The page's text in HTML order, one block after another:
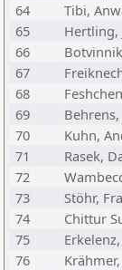
64
Tibi,
65
Hertling,
66
67
68
69
70
Kuhn,
71
Rasek,
72
73
Stöhr,
74
Chittur
75
76